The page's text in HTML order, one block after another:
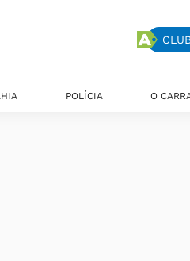
POLÍCIA O